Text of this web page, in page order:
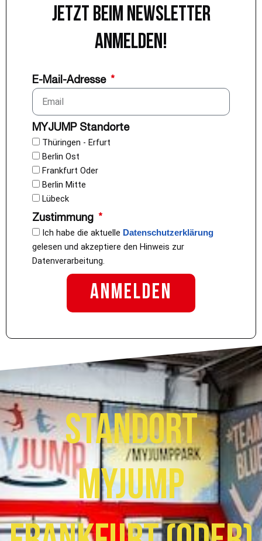
Jetzt beim Newsletter
anmelden!
E-Mail-Adresse
MYJUMP Standorte
Thüringen - Erfurt
Berlin Ost
Frankfurt Oder
Berlin Mitte
Lübeck
Zustimmung
Ich habe die aktuelle Datenschutzerklärung
gelesen und akzeptiere den Hinweis zur
Datenverarbeitung.
Anmelden
Standort
MyJump